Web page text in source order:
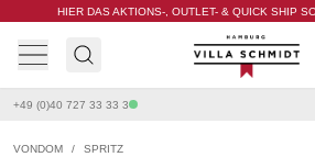
HIER DAS AKTIONS-, OUTLET- & QUICK SHIP
Villa Schmidt
+49 (0)40 727 33 33 3
VONDOM / SPRITZ